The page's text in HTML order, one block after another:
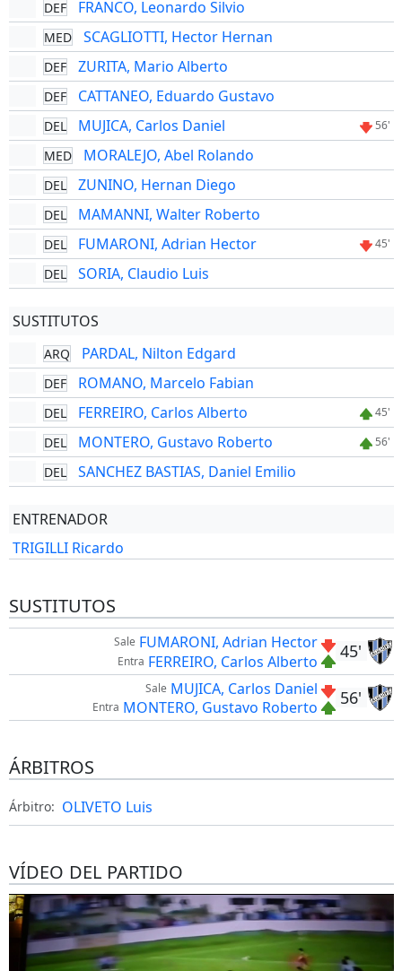
DEF FRANCO, Leonardo Silvio
MED SCAGLIOTTI, Hector Hernan
DEF ZURITA, Mario Alberto
DEF CATTANEO, Eduardo Gustavo
DEL MUJICA, Carlos Daniel 56'
MED MORALEJO, Abel Rolando
DEL ZUNINO, Hernan Diego
DEL MAMANNI, Walter Roberto
DEL FUMARONI, Adrian Hector 45'
DEL SORIA, Claudio Luis
SUSTITUTOS
ARQ PARDAL, Nilton Edgard
DEF ROMANO, Marcelo Fabian
DEL FERREIRO, Carlos Alberto 45'
DEL MONTERO, Gustavo Roberto 56'
DEL SANCHEZ BASTIAS, Daniel Emilio
ENTRENADOR
TRIGILLI Ricardo
SUSTITUTOS
45'
Sale FUMARONI, Adrian Hector
Entra FERREIRO, Carlos Alberto
56'
Sale MUJICA, Carlos Daniel
Entra MONTERO, Gustavo Roberto
ÁRBITROS
Árbitro: OLIVETO Luis
VÍDEO DEL PARTIDO